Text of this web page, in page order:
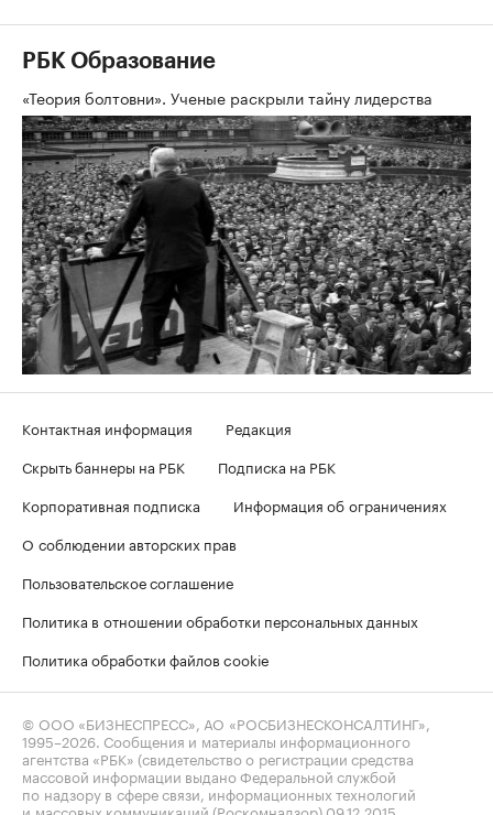
РБК Образование
«Теория болтовни». Ученые раскрыли тайну лидерства
Контактная информация
Редакция
Скрыть баннеры на РБК
Подписка на РБК
Корпоративная подписка
Информация об ограничениях
О соблюдении авторских прав
Пользовательское соглашение
Политика в отношении обработки персональных данных
Политика обработки файлов cookie
© ООО «БИЗНЕСПРЕСС», АО «РОСБИЗНЕСКОНСАЛТИНГ»,
1995–2026 . Сообщения и материалы информационного
агентства «РБК» (свидетельство о регистрации средства
массовой информации выдано Федеральной службой
по надзору в сфере связи, информационных технологий
и массовых коммуникаций (Роскомнадзор) 09.12.2015